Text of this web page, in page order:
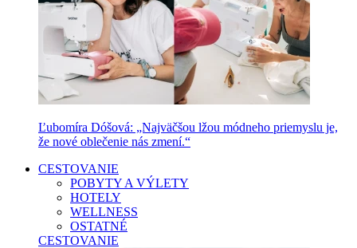
Ľubomíra Dóšová: „Najväčšou lžou módneho priemyslu je,
že nové oblečenie nás zmení.“
CESTOVANIE
POBYTY A VÝLETY
HOTELY
WELLNESS
OSTATNÉ
CESTOVANIE